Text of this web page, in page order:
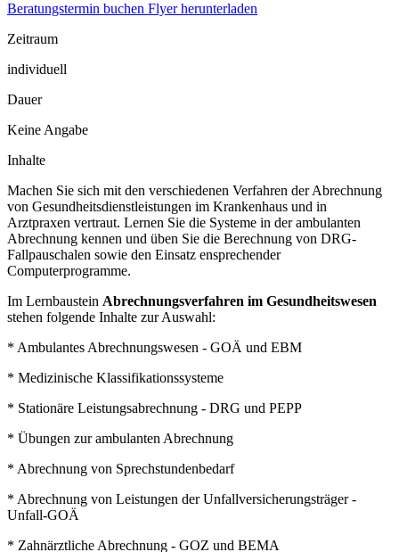
Beratungstermin buchen Flyer herunterladen
Zeitraum
individuell
Dauer
Keine Angabe
Inhalte
Machen Sie sich mit den verschiedenen Verfahren der Abrechnung
von Gesundheitsdienstleistungen im Krankenhaus und in
Arztpraxen vertraut. Lernen Sie die Systeme in der ambulanten
Abrechnung kennen und üben Sie die Berechnung von DRG-
Fallpauschalen sowie den Einsatz ensprechender
Computerprogramme.
Im Lernbaustein Abrechnungsverfahren im Gesundheitswesen
stehen folgende Inhalte zur Auswahl:
* Ambulantes Abrechnungswesen - GOÄ und EBM
* Medizinische Klassifikationssysteme
* Stationäre Leistungsabrechnung - DRG und PEPP
* Übungen zur ambulanten Abrechnung
* Abrechnung von Sprechstundenbedarf
* Abrechnung von Leistungen der Unfallversicherungsträger -
Unfall-GOÄ
* Zahnärztliche Abrechnung - GOZ und BEMA